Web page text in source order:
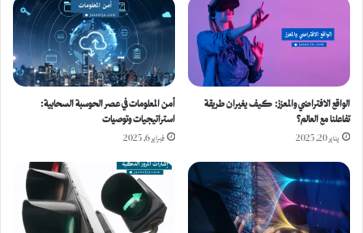
الواقع الافتراضي والمعزز: كيف يغيران طريقة
تفاعلنا مع العالم؟
يناير 20, 2025
أمن المعلومات في عصر الحوسبة السحابية:
استراتيجيات وتوصيات
فبراير 6, 2025